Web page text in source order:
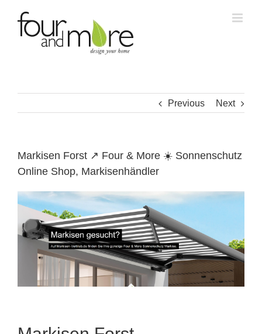
content
Previous Next
Markisen Forst ↗️ Four & More ☀️ Sonnenschutz
Online Shop, Markisenhändler